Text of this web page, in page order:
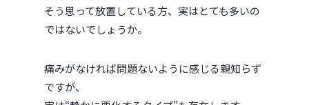
そう思って放置している方、実はとても多いの
ではないでしょうか。
痛みがなければ問題ないように感じる親知らず
ですが、